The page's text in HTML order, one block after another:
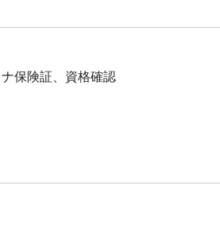
ナ保険証、資格確認